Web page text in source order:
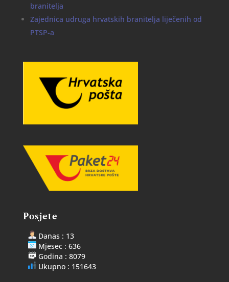
branitelja
Zajednica udruga hrvatskih branitelja liječenih od
PTSP-a
Posjete
Danas : 13
Mjesec : 636
Godina : 8079
Ukupno : 151643